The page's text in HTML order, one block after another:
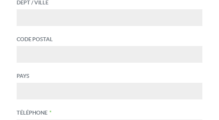
DEPT / VILLE
CODE POSTAL
PAYS
TÉLÉPHONE *